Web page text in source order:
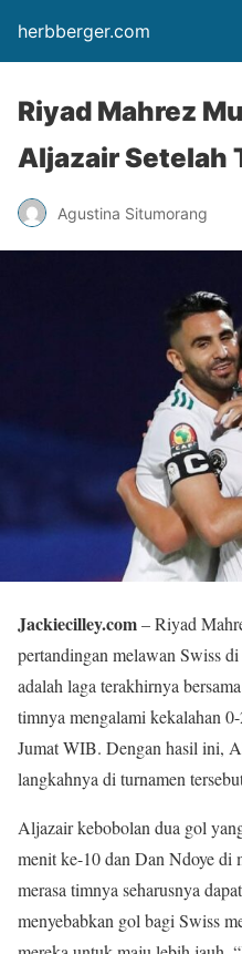
herbberger.com
Riyad Mahrez
Aljazair Setelah
Agustina Situmorang
Jackiecilley.com– Riyad
pertandingan melawan Swiss
adalah laga terakhirnya
timnya mengalami kekalahan
Jumat WIB. Dengan hasil ini,
langkahnya di turnamen
Aljazair kebobolan dua gol
menit ke-10 dan Dan Ndoye di
merasa timnya seharusnya
menyebabkan gol bagi Swiss